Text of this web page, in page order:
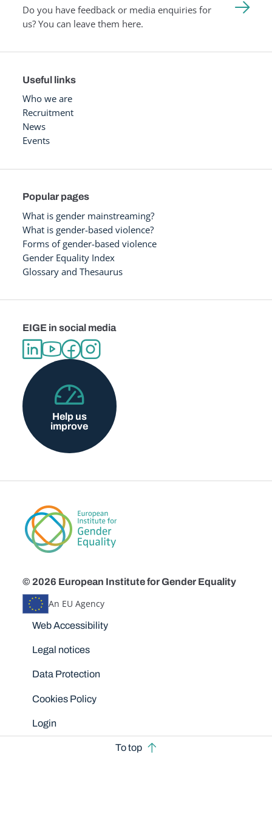
Do you have feedback or media enquiries for
us? You can leave them here.
Useful links
Who we are
Recruitment
News
Events
Popular pages
What is gender mainstreaming?
What is gender-based violence?
Forms of gender-based violence
Gender Equality Index
Glossary and Thesaurus
EIGE in social media
Help us
improve
© 2026 European Institute for Gender Equality
An EU Agency
Disclaimers
Web Accessibility
Legal notices
Data Protection
Cookies Policy
Login
To top